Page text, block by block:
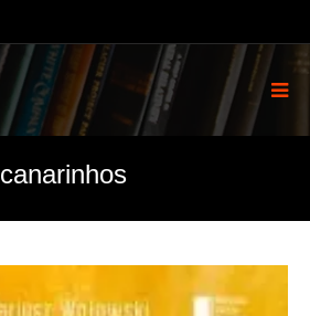
canarinhos